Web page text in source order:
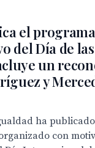
el programa
del Día de
un
y
ha
con